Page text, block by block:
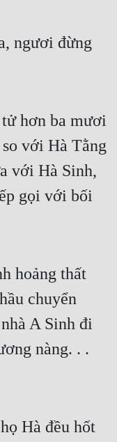
ngươi đừng
hơn ba mươi
với Hà Tằng
với Hà Sinh,
gọi với bối
hoảng thất
chuyển
A Sinh đi
nàng. . .
Hà đều hốt